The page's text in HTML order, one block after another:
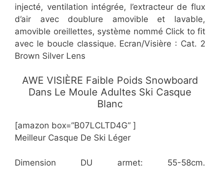
injecté, ventilation intégrée, l’extracteur de flux
d’air avec doublure amovible et lavable,
amovible oreillettes, système nommé Click to fit
avec le boucle classique. Ecran/Visière : Cat. 2
Brown Silver Lens
AWE VISIÈRE Faible Poids Snowboard
Dans Le Moule Adultes Ski Casque
Blanc
[amazon box=”​​B07LCLTD4G” ]
​Meilleur Casque De Ski Léger
Dimension DU armet: 55-58cm.